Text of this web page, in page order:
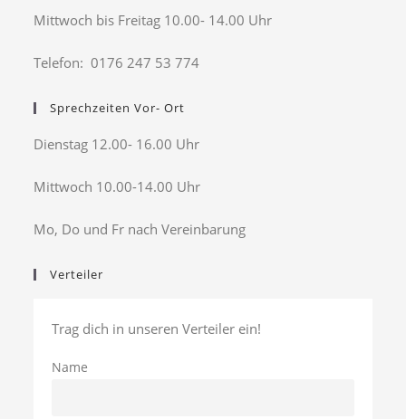
Mittwoch bis Freitag 10.00- 14.00 Uhr
Telefon: 0176 247 53 774
Sprechzeiten Vor- Ort
Dienstag 12.00- 16.00 Uhr
Mittwoch 10.00-14.00 Uhr
Mo, Do und Fr nach Vereinbarung
Verteiler
Trag dich in unseren Verteiler ein!
Name